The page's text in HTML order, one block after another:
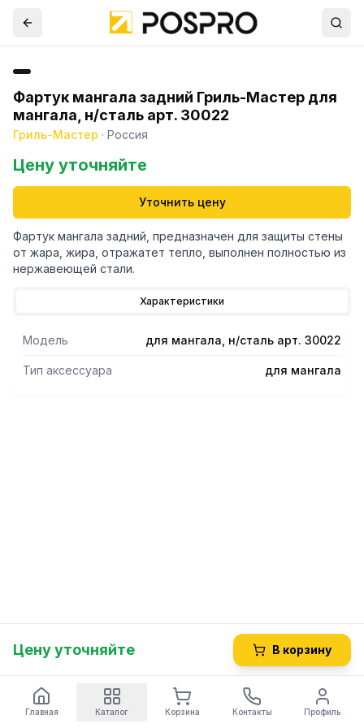
Фартук мангала задний Гриль-Мастер для
мангала, н/сталь арт. 30022
Гриль-Мастер · Россия
Цену уточняйте
Уточнить цену
Фартук мангала задний, предназначен для защиты стены
от жара, жира, отражатет тепло, выполнен полностью из
нержавеющей стали.
Характеристики
Модель для мангала, н/сталь арт. 30022
Тип аксессуара для мангала
Цену уточняйте В корзину
Главная Каталог Корзина Контакты Профиль